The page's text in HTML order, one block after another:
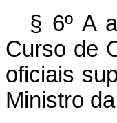
§ 6º A
Curso de
oficiais
Ministro